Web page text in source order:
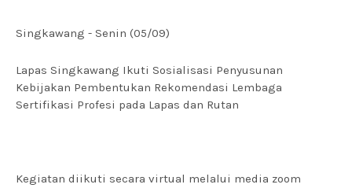
Singkawang - Senin (05/09)
Lapas Singkawang Ikuti Sosialisasi Penyusunan
Kebijakan Pembentukan Rekomendasi Lembaga
Sertifikasi Profesi pada Lapas dan Rutan
Kegiatan diikuti secara virtual melalui media zoom